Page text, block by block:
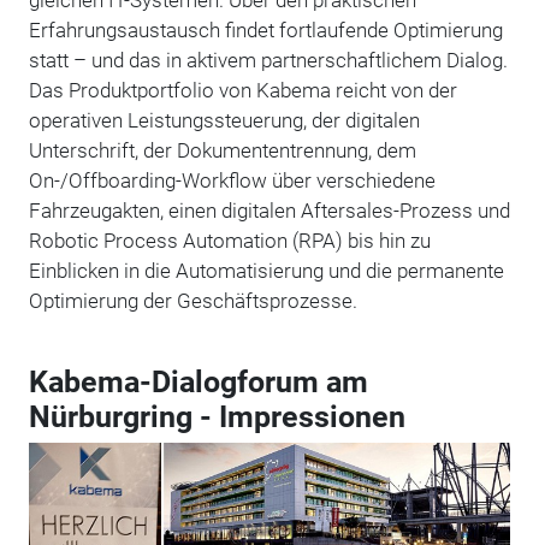
Erfahrungsaustausch findet fortlaufende Optimierung
statt – und das in aktivem partnerschaftlichem Dialog.
Das Produktportfolio von Kabema reicht von der
operativen Leistungssteuerung, der digitalen
Unterschrift, der Dokumententrennung, dem
On-/Offboarding-Workflow über verschiedene
Fahrzeugakten, einen digitalen Aftersales-Prozess und
Robotic Process Automation (RPA) bis hin zu
Einblicken in die Automatisierung und die permanente
Optimierung der Geschäftsprozesse.
Kabema-Dialogforum am
Nürburgring - Impressionen